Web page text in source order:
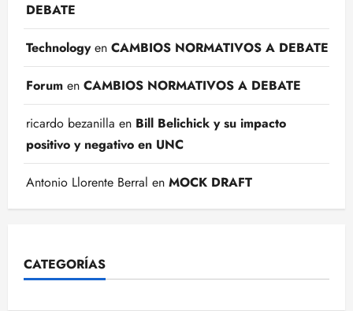
DEBATE
Technologyen CAMBIOS NORMATIVOS A DEBATE
Forum en CAMBIOS NORMATIVOS A DEBATE
ricardo bezanilla en Bill Belichick y su impacto
positivo y negativo en UNC
Antonio Llorente Berral en MOCK DRAFT
CATEGORÍAS